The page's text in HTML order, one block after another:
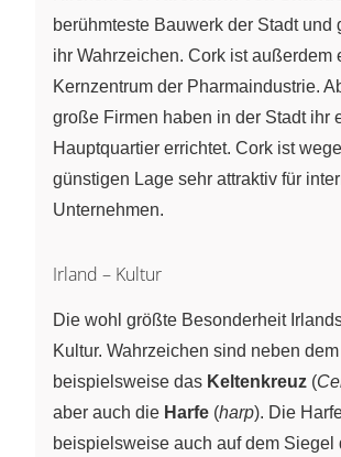
berühmteste Bauwerk der Stadt und
ihr Wahrzeichen. Cork ist außerdem
Kernzentrum der Pharmaindustrie.
große Firmen haben in der Stadt ihr
Hauptquartier errichtet. Cork ist
günstigen Lage sehr attraktiv für
Unternehmen.
Irland – Kultur
Die wohl größte Besonderheit
Kultur. Wahrzeichen sind neben
beispielsweise das Keltenkreuz (
aber auch die Harfe (harp). Die
beispielsweise auch auf dem Siegel